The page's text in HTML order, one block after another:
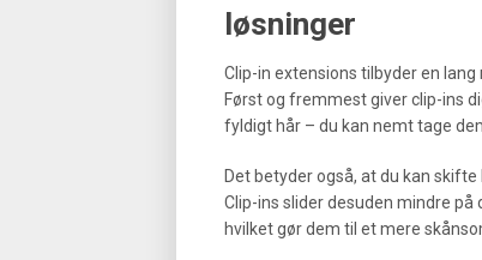
løsninger
Clip-in extensions tilbyder en
Først og fremmest giver clip-ins
fyldigt hår – du kan nemt tage
Det betyder også, at du kan
Clip-ins slider desuden mindre på
hvilket gør dem til et mere